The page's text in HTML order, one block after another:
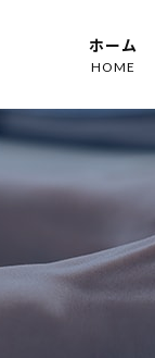
ホーム
HOME